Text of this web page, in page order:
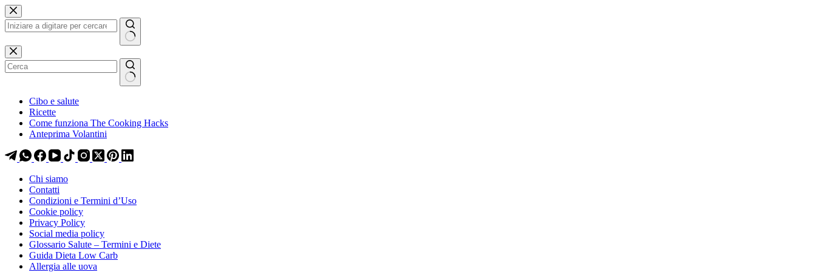
Salta
al
contenuto
Salta
al
contenuto
Nessun
risultato
Cibo e salute
Ricette
Come funziona The Cooking Hacks
Anteprima Volantini
Chi siamo
Contatti
Condizioni e Termini d’Uso
Cookie policy
Privacy Policy
Social media policy
Glossario Salute – Termini e Diete
Guida Dieta Low Carb
Allergia alle uova